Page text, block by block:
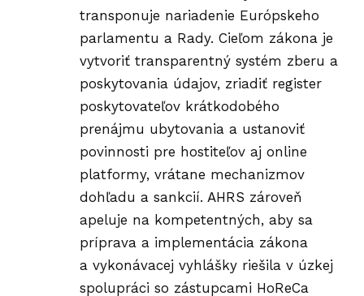
transponuje nariadenie Európskeho
parlamentu a Rady. Cieľom zákona je
vytvoriť transparentný systém zberu a
poskytovania údajov, zriadiť register
poskytovateľov krátkodobého
prenájmu ubytovania a ustanoviť
povinnosti pre hostiteľov aj online
platformy, vrátane mechanizmov
dohľadu a sankcií. AHRS zároveň
apeluje na kompetentných, aby sa
príprava a implementácia zákona
a vykonávacej vyhlášky riešila v úzkej
spolupráci so zástupcami HoReCa